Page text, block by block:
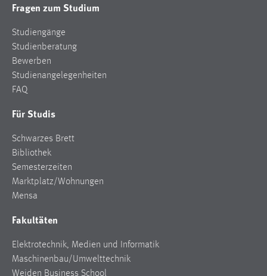
Fragen zum Studium
Studiengänge
Studienberatung
Bewerben
Studienangelegenheiten
FAQ
Für Studis
Schwarzes Brett
Bibliothek
Semesterzeiten
Marktplatz/Wohnungen
Mensa
Fakultäten
Elektrotechnik, Medien und Informatik
Maschinenbau/Umwelttechnik
Weiden Business School